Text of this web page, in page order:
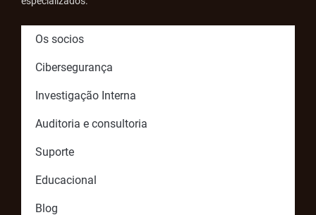
Os socios
Cibersegurança
Investigação Interna
Auditoria e consultoria
Suporte
Educacional
Blog